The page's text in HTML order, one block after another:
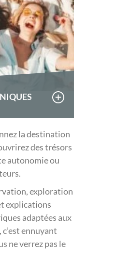
la destination
des trésors
autonomie ou
exploration
explications
adaptées aux
ennuyant
ne verrez pas le